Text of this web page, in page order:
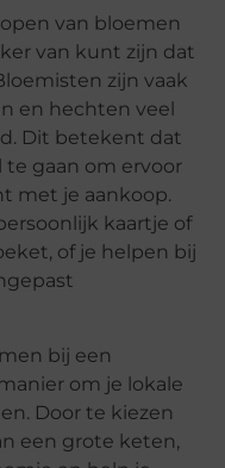
van bloemen
van kunt zijn dat
zijn vaak
en hechten veel
Dit betekent dat
te gaan om ervoor
met je aankoop.
kaartje of
of je helpen bij
bij een
om je lokale
Door te kiezen
een grote keten,